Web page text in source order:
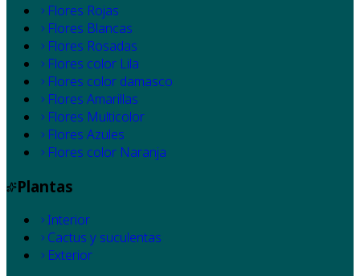
Flores Rojas
Flores Blancas
Flores Rosadas
Flores color Lila
Flores color damasco
Flores Amarillas
Flores Multicolor
Flores Azules
Flores color Naranja
Plantas
Interior
Cactus y suculentas
Exterior